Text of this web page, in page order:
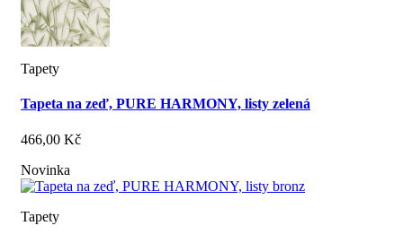
Tapety
Tapeta na zeď, PURE HARMONY, listy zelená
466,00 Kč
Novinka
Tapety